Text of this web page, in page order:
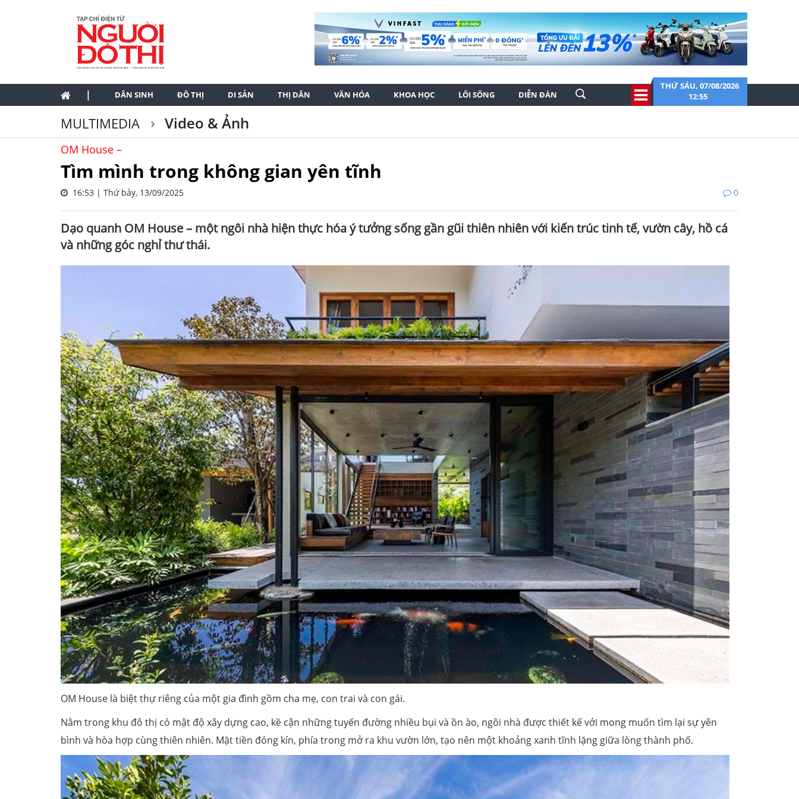
| DÂN SINH ĐÔ THỊ DI SẢN THỊ DÂN VĂN HÓA KHOA HỌC LỐI SỐNG DIỄN ĐÀN
THỨ SÁU, 07/08/2026
12:55
MULTIMEDIA Video & Ảnh
OM House –
Tìm mình trong không gian yên tĩnh
16:53 | Thứ bảy, 13/09/2025 0
Dạo quanh OM House – một ngôi nhà hiện thực hóa ý tưởng sống gần gũi thiên nhiên với kiến trúc tinh tế, vườn cây, hồ cá
và những góc nghỉ thư thái.
OM House là biệt thự riêng của một gia đình gồm cha mẹ, con trai và con gái.
Nằm trong khu đô thị có mật độ xây dựng cao, kề cận những tuyến đường nhiều bụi và ồn ào, ngôi nhà được thiết kế với mong muốn tìm lại sự yên
bình và hòa hợp cùng thiên nhiên. Mặt tiền đóng kín, phía trong mở ra khu vườn lớn, tạo nên một khoảng xanh tĩnh lặng giữa lòng thành phố.